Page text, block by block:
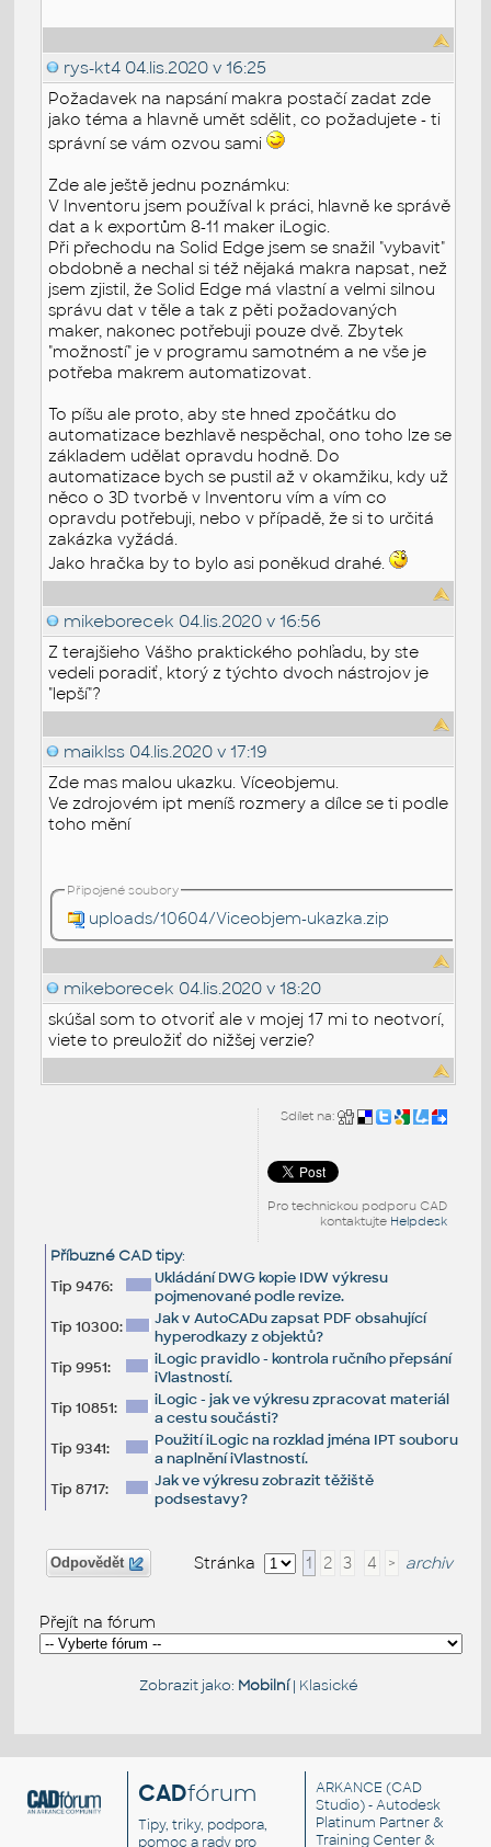
rys-kt4 04.lis.2020 v 16:25
Požadavek na napsání makra postačí zadat zde
jako téma a hlavně umět sdělit, co požadujete - ti
správní se vám ozvou sami
Zde ale ještě jednu poznámku:
V Inventoru jsem používal k práci, hlavně ke správě
dat a k exportům 8-11 maker iLogic.
Při přechodu na Solid Edge jsem se snažil "vybavit"
obdobně a nechal si též nějaká makra napsat, než
jsem zjistil, že Solid Edge má vlastní a velmi silnou
správu dat v těle a tak z pěti požadovaných
maker, nakonec potřebuji pouze dvě. Zbytek
"možností" je v programu samotném a ne vše je
potřeba makrem automatizovat.
To píšu ale proto, aby ste hned zpočátku do
automatizace bezhlavě nespěchal, ono toho lze se
základem udělat opravdu hodně. Do
automatizace bych se pustil až v okamžiku, kdy už
něco o 3D tvorbě v Inventoru vím a vím co
opravdu potřebuji, nebo v případě, že si to určitá
zakázka vyžádá.
Jako hračka by to bylo asi poněkud drahé.
mikeborecek 04.lis.2020 v 16:56
Z terajšieho Vášho praktického pohľadu, by ste
vedeli poradiť, ktorý z týchto dvoch nástrojov je
"lepší"?
maiklss 04.lis.2020 v 17:19
Zde mas malou ukazku. Víceobjemu.
Ve zdrojovém ipt meníš rozmery a dílce se ti podle
toho mění
Připojené soubory
uploads/10604/Viceobjem-ukazka.zip
mikeborecek 04.lis.2020 v 18:20
skúšal som to otvoriť ale v mojej 17 mi to neotvorí,
viete to preuložiť do nižšej verzie?
Sdílet na:
Pro technickou podporu CAD
kontaktujte Helpdesk
Příbuzné CAD tipy:
Tip 9476:
Ukládání DWG kopie IDW výkresu
pojmenované podle revize.
Tip 10300:
Jak v AutoCADu zapsat PDF obsahující
hyperodkazy z objektů?
Tip 9951:
iLogic pravidlo - kontrola ručního přepsání
iVlastností.
Tip 10851:
iLogic - jak ve výkresu zpracovat materiál
a cestu součásti?
Tip 9341:
Použití iLogic na rozklad jména IPT souboru
a naplnění iVlastností.
Tip 8717:
Jak ve výkresu zobrazit těžiště
podsestavy?
Odpovědět Stránka 1 2 3 4 > archiv
Přejít na fórum
Zobrazit jako: Mobilní| Klasické
CADfórum
Tipy, triky, podpora,
pomoc a rady pro
ARKANCE (CAD
Studio) - Autodesk
Platinum Partner &
Training Center &